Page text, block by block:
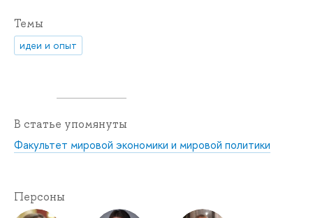
Темы
идеи и опыт
В статье упомянуты
Факультет мировой экономики и мировой политики
Персоны